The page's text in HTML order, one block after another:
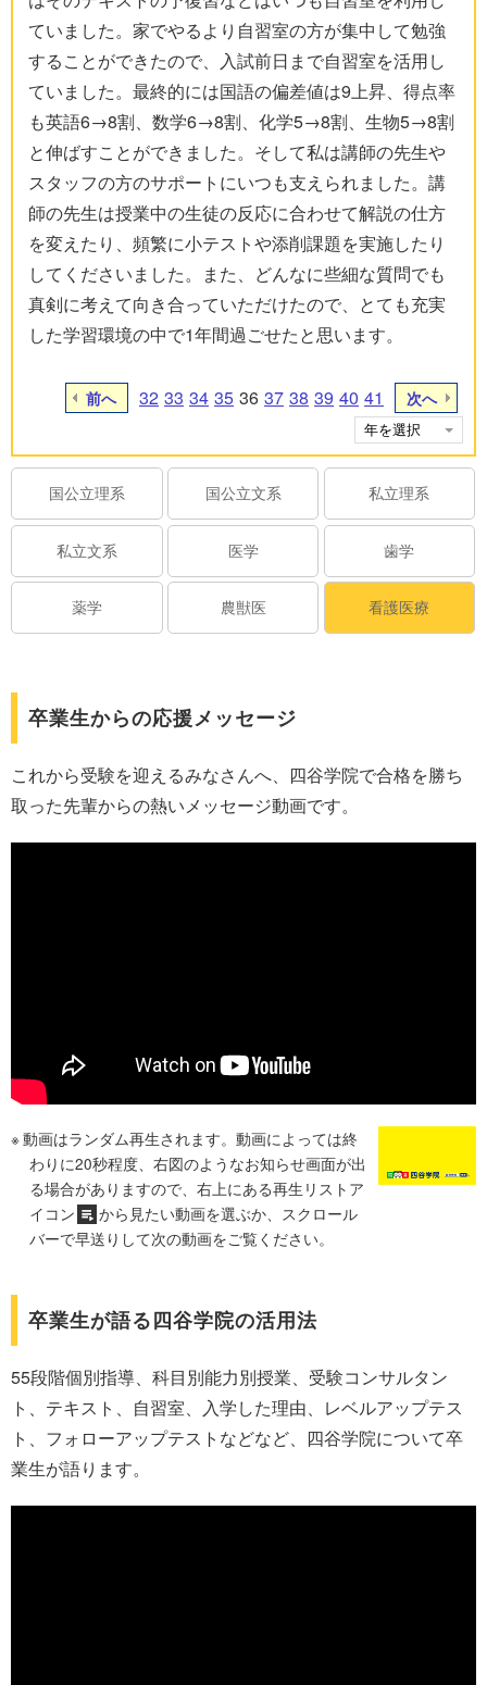
ていました。家でやるより自習室の方が集中して勉強
することができたので、入試前日まで自習室を活用し
ていました。最終的には国語の偏差値は9上昇、得点率
も英語6→8割、数学6→8割、化学5→8割、生物5→8割
と伸ばすことができました。そして私は講師の先生や
スタッフの方のサポートにいつも支えられました。講
師の先生は授業中の生徒の反応に合わせて解説の仕方
を変えたり、頻繁に小テストや添削課題を実施したり
してくださいました。また、どんなに些細な質問でも
真剣に考えて向き合っていただけたので、とても充実
した学習環境の中で1年間過ごせたと思います。
前へ 32 33 34 35 36 37 38 39 40 41 次へ
国公立理系 国公立文系 私立理系
私立文系 医学 歯学
薬学 農獣医 看護医療
卒業生からの応援メッセージ
これから受験を迎えるみなさんへ、四谷学院で合格を勝ち
取った先輩からの熱いメッセージ動画です。
動画はランダム再生されます。動画によっては終
わりに20秒程度、右図のようなお知らせ画面が出
る場合がありますので、右上にある再生リストア
イコン
から見たい動画を選ぶか、スクロール
バーで早送りして次の動画をご覧ください。
卒業生が語る四谷学院の活用法
55段階個別指導、科目別能力別授業、受験コンサルタン
ト、テキスト、自習室、入学した理由、レベルアップテス
ト、フォローアップテストなどなど、四谷学院について卒
業生が語ります。